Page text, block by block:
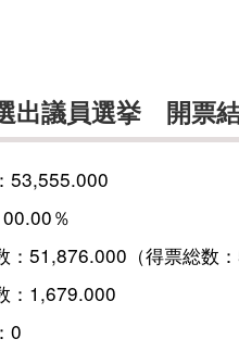
出議員選挙 開票
53,555.000
％
：51,876.000（得票総数
：1,679.000
0